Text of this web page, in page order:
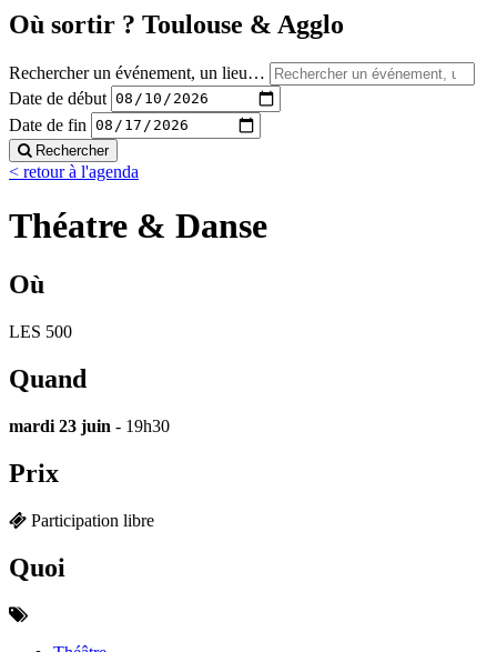
Où sortir ? Toulouse & Agglo
Rechercher un événement, un lieu…
Date de début
Date de fin
Rechercher
< retour à l'agenda
Théatre & Danse
Où
LES 500
Quand
mardi 23 juin - 19h30
Prix
Participation libre
Quoi